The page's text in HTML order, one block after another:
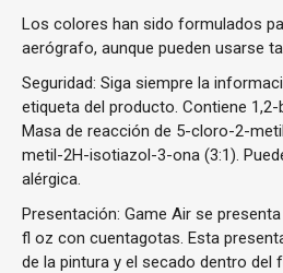
Los colores han sido formulados
aerógrafo, aunque pueden usarse
Seguridad: Siga siempre la
etiqueta del producto. Contiene
Masa de reacción de 5-cloro-2-
metil-2H-isotiazol-3-ona (3:1).
alérgica.
Presentación: Game Air se
fl oz con cuentagotas. Esta
de la pintura y el secado dentro del